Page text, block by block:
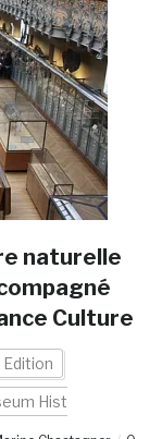
naturelle
Culture
Edition
Hist